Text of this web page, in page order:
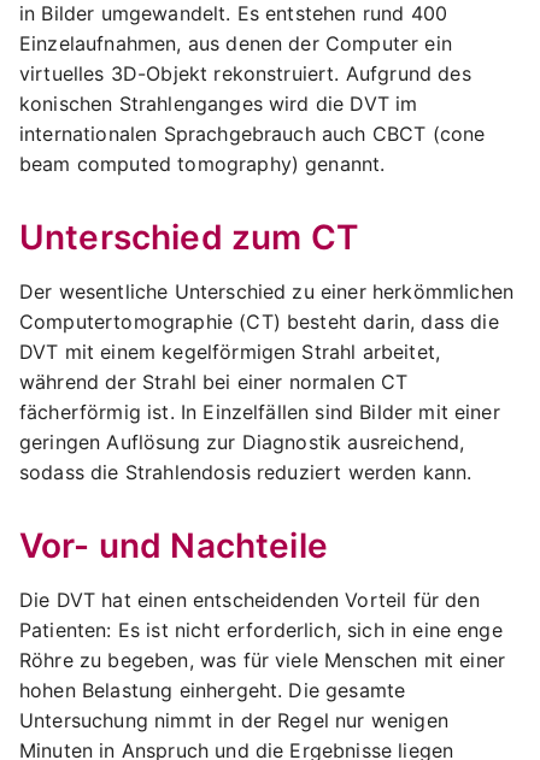
in Bilder umgewandelt. Es entstehen rund 400
Einzelaufnahmen, aus denen der Computer ein
virtuelles 3D-Objekt rekonstruiert. Aufgrund des
konischen Strahlenganges wird die DVT im
internationalen Sprachgebrauch auch CBCT (cone
beam computed tomography) genannt.
Unterschied zum CT
Der wesentliche Unterschied zu einer herkömmlichen
Computertomographie (CT) besteht darin, dass die
DVT mit einem kegelförmigen Strahl arbeitet,
während der Strahl bei einer normalen CT
fächerförmig ist. In Einzelfällen sind Bilder mit einer
geringen Auflösung zur Diagnostik ausreichend,
sodass die Strahlendosis reduziert werden kann.
Vor- und Nachteile
Die DVT hat einen entscheidenden Vorteil für den
Patienten: Es ist nicht erforderlich, sich in eine enge
Röhre zu begeben, was für viele Menschen mit einer
hohen Belastung einhergeht. Die gesamte
Untersuchung nimmt in der Regel nur wenigen
Minuten in Anspruch und die Ergebnisse liegen